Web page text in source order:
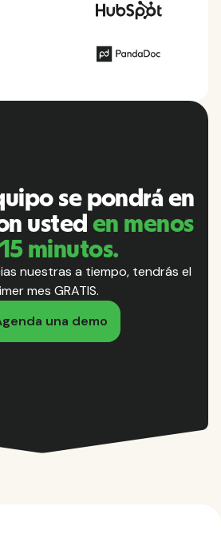
se pondrá en
usteden menos
minutos.
nuestras a tiempo, tendrás el
mes GRATIS.
una demo